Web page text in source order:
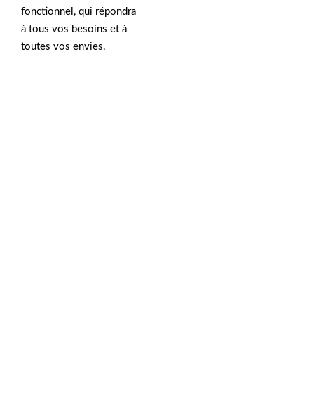
fonctionnel, qui répondra
à tous vos besoins et à
toutes vos envies.